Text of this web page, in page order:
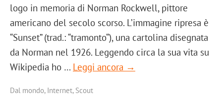
logo in memoria di Norman Rockwell, pittore
americano del secolo scorso. L’immagine ripresa è
“Sunset” (trad.: “tramonto“), una cartolina disegnata
da Norman nel 1926. Leggendo circa la sua vita su
Wikipedia ho … Leggi ancora →
Dal mondo, Internet, Scout